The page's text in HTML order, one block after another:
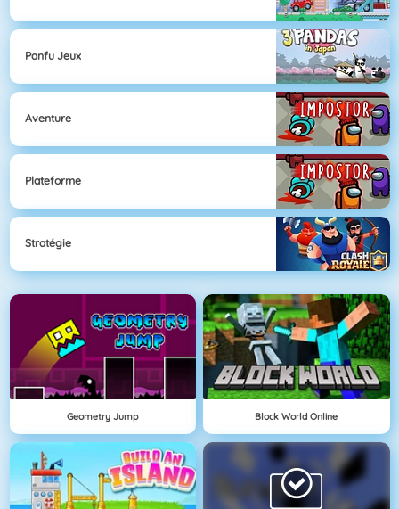
Panfu Jeux
Aventure
Plateforme
Stratégie
Geometry Jump Block World Online